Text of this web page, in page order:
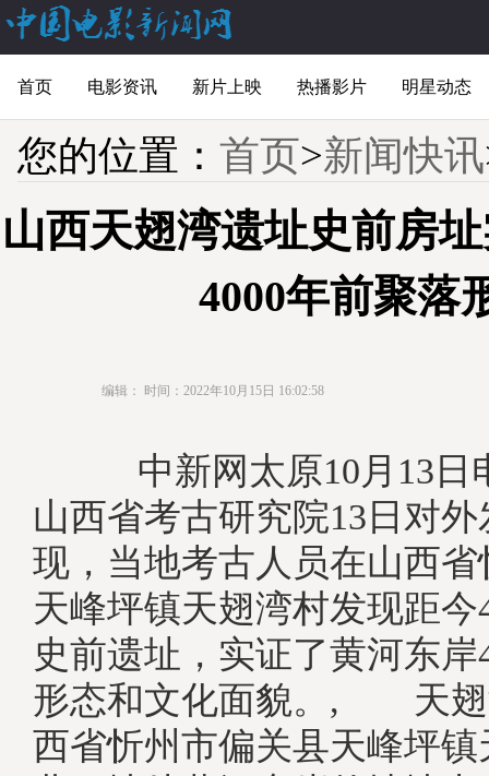
首页 电影资讯 新片上映 热播影片 明星动态
您的位置： 首页>新闻快讯
山西天翅湾遗址史前房
4000年前聚落
编辑： 时间：2022年10月15日 16:02:58
中新网太原10月13日
山西省考古研究院13日对
现，当地考古人员在山西
天峰坪镇天翅湾村发现距今
史前遗址，实证了黄河东岸
形态和文化面貌。, 天翅
西省忻州市偏关县天峰坪